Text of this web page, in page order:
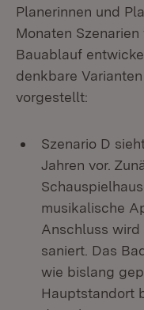
Planerinnen und
Monaten
Bauablauf
denkbare
vorgestellt:
Szenario D
Jahren vor.
musikalische
Anschluss
saniert. Das
wie bislang
Hauptstandort